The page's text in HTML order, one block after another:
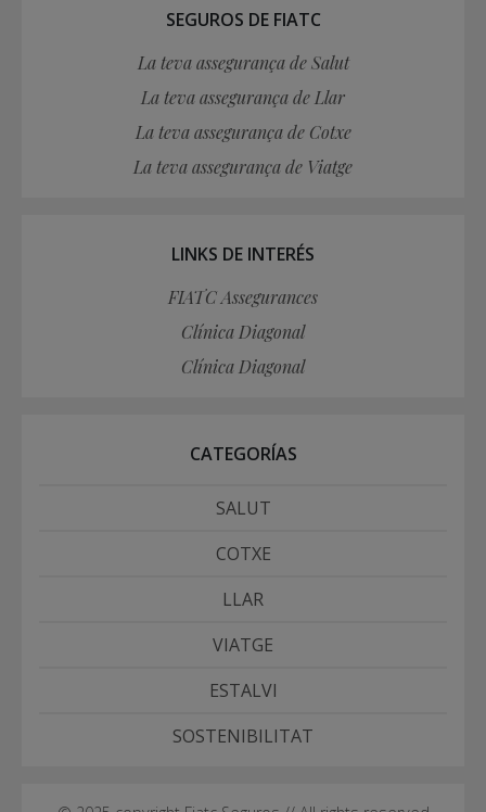
SEGUROS DE FIATC
La teva assegurança de Salut
La teva assegurança de Llar
La teva assegurança de Cotxe
La teva assegurança de Viatge
LINKS DE INTERÉS
FIATC Assegurances
Clínica Diagonal
Clínica Diagonal
CATEGORÍAS
SALUT
COTXE
LLAR
VIATGE
ESTALVI
SOSTENIBILITAT